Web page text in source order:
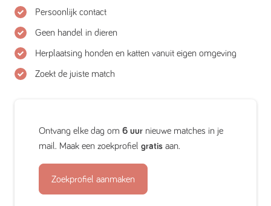
Persoonlijk contact
Geen handel in dieren
Herplaatsing honden en katten vanuit eigen omgeving
Zoekt de juiste match
Ontvang elke dag om 6 uur nieuwe matches in je
mail. Maak een zoekprofiel gratis aan.
Zoekprofiel aanmaken